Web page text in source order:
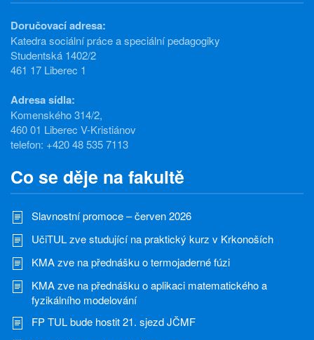
Doručovací adresa:
Katedra sociální práce a speciální pedagogiky
Studentská 1402/2
461 17 Liberec 1
Adresa sídla:
Komenského 314/2,
460 01 Liberec V-Kristiánov
telefon: +420 48 535 7113
Co se děje na fakultě
Slavnostní promoce – červen 2026
UčiTUL zve studující na praktický kurz v Krkonoších
KMA zve na přednášku o termojaderné fúzi
KMA zve na přednášku o aplikaci matematického a
fyzikálního modelování
FP TUL bude hostit 21. sjezd JČMF